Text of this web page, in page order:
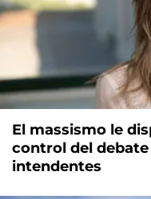
El massismo le
control del
intendentes